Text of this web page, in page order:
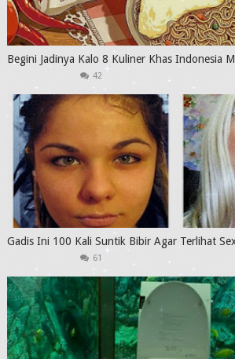
Begini Jadinya Kalo 8 Kuliner Khas Indonesia
42
Gadis Ini 100 Kali Suntik Bibir Agar Terlihat
61